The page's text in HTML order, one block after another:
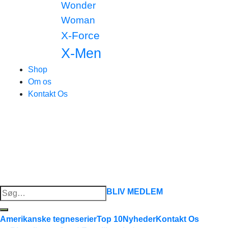
Wonder
Woman
X-Force
X-Men
Shop
Om os
Kontakt Os
Søg
efter:
BLIV MEDLEM
Amerikanske tegneserierTop 10NyhederKontakt Os